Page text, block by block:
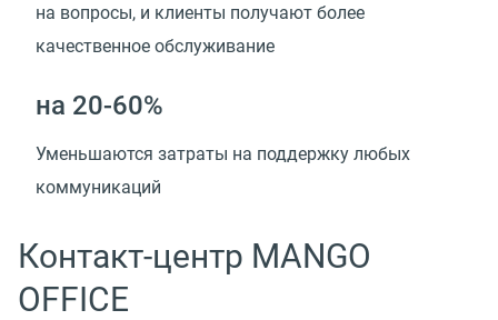
на вопросы, и клиенты получают более
качественное обслуживание
на 20-60%
Уменьшаются затраты на поддержку любых
коммуникаций
Контакт-центр MANGO
OFFICE